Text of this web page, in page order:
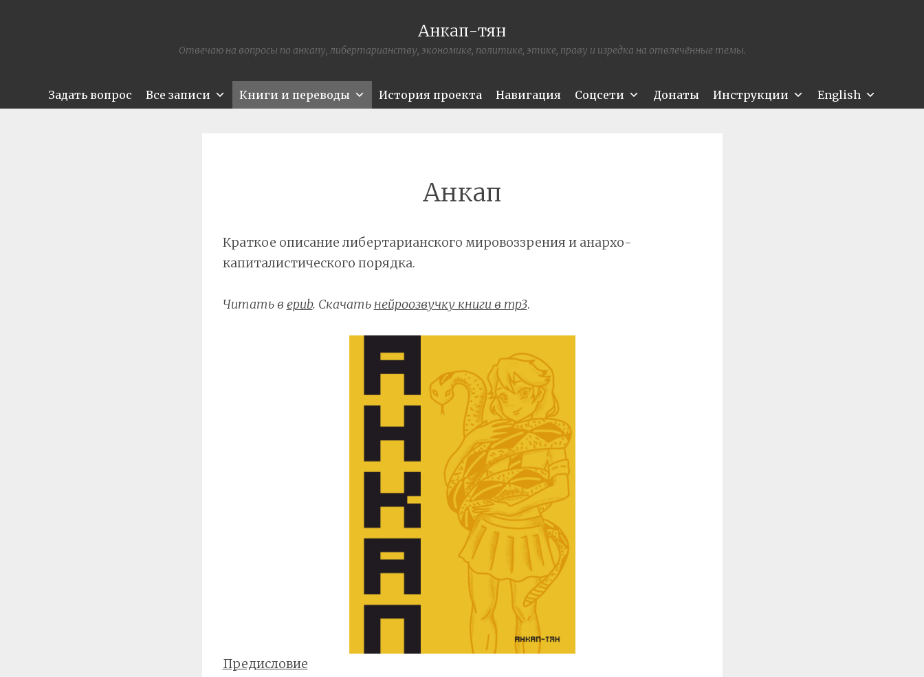
Анкап-тян
Отвечаю на вопросы по анкапу, либертарианству, экономике, политике, этике, праву и изредка на отвлечённые темы.
Задать вопрос Все записи Книги и переводы История проекта Навигация Соцсети Донаты Инструкции English
Анкап
Краткое описание либертарианского мировоззрения и анархо-
капиталистического порядка.
Читать в epub. Скачать нейроозвучку книги в mp3.
Предисловие